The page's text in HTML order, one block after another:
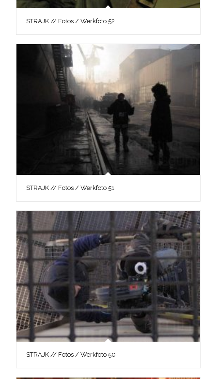
STRAJK // Fotos / Werkfoto 52
STRAJK // Fotos / Werkfoto 51
STRAJK // Fotos / Werkfoto 50